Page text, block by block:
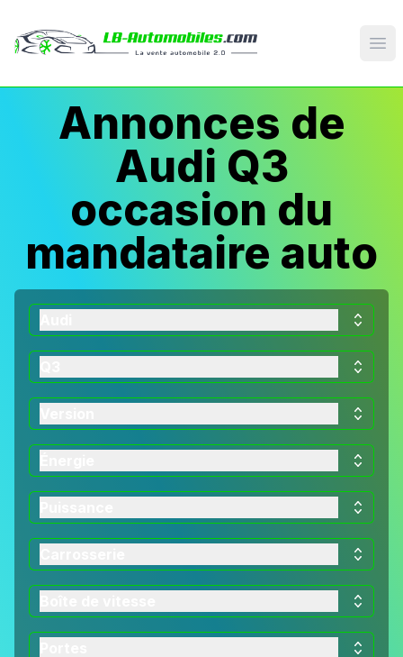
Annonces de
Audi Q3
occasion du
mandataire auto